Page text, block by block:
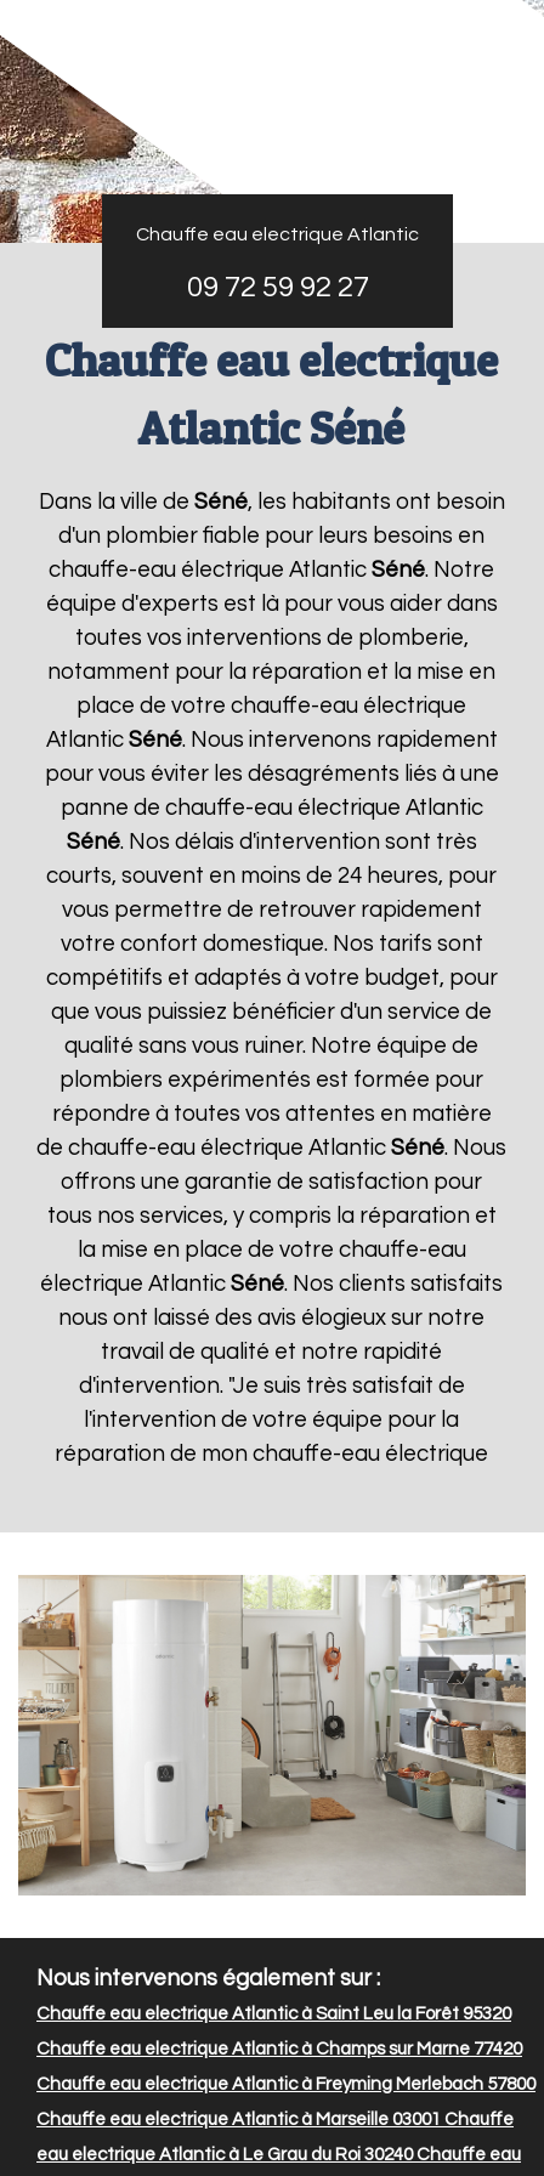
Chauffe eau electrique Atlantic
09 72 59 92 27
Chauffe eau electrique
Atlantic Séné
Dans la ville de Séné, les habitants ont besoin
d'un plombier fiable pour leurs besoins en
chauffe-eau électrique AtlanticSéné. Notre
équipe d'experts est là pour vous aider dans
toutes vos interventions de plomberie,
notamment pour la réparation et la mise en
place de votre chauffe-eau électrique
Atlantic Séné. Nous intervenons rapidement
pour vous éviter les désagréments liés à une
panne de chauffe-eau électrique Atlantic
Séné. Nos délais d'intervention sont très
courts, souvent en moins de 24 heures, pour
vous permettre de retrouver rapidement
votre confort domestique. Nos tarifs sont
compétitifs et adaptés à votre budget, pour
que vous puissiez bénéficier d'un service de
qualité sans vous ruiner. Notre équipe de
plombiers expérimentés est formée pour
répondre à toutes vos attentes en matière
de chauffe-eau électrique AtlanticSéné. Nous
offrons une garantie de satisfaction pour
tous nos services, y compris la réparation et
la mise en place de votre chauffe-eau
électrique AtlanticSéné. Nos clients satisfaits
nous ont laissé des avis élogieux sur notre
travail de qualité et notre rapidité
d'intervention. "Je suis très satisfait de
l'intervention de votre équipe pour la
réparation de mon chauffe-eau électrique
Nous intervenons également sur :
Chauffe eau electrique Atlantic à Saint Leu la Forêt 95320
Chauffe eau electrique Atlantic à Champs sur Marne 77420
Chauffe eau electrique Atlantic à Freyming Merlebach 57800
Chauffe eau electrique Atlantic à Marseille 03001 Chauffe
eau electrique Atlantic à Le Grau du Roi 30240Chauffe eau